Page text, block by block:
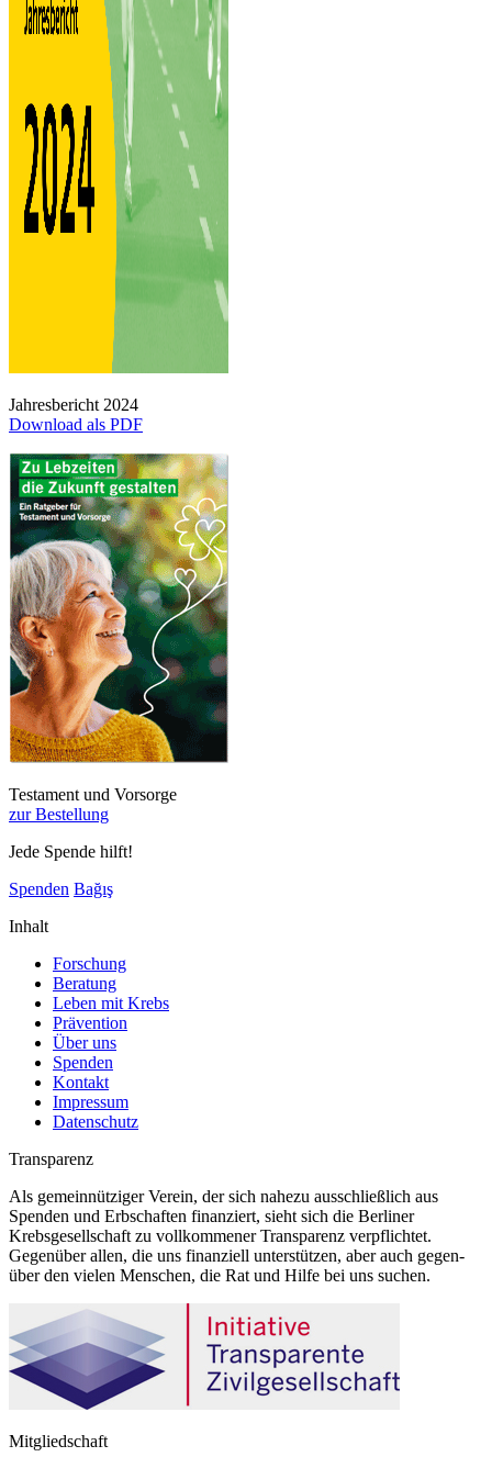
Jahresbericht 2024
Download als PDF
Testament und Vorsorge
zur Bestellung
Jede Spende hilft!
Spenden Bağış
Inhalt
Forschung
Beratung
Leben mit Krebs
Prävention
Über uns
Spenden
Kontakt
Impressum
Datenschutz
Transparenz
Als gemeinnütziger Verein, der sich nahezu ausschließlich aus
Spenden und Erbschaften finanziert, sieht sich die Berliner
Krebsgesellschaft zu vollkommener Transparenz verpflichtet.
Gegenüber allen, die uns finanziell unterstützen, aber auch gegen-
über den vielen Menschen, die Rat und Hilfe bei uns suchen.
Mitgliedschaft